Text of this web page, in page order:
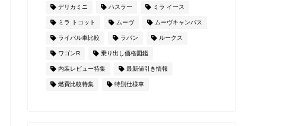
デリカミニ ハスラー ミラ イース
ミラ トコット ムーヴ ムーヴキャンバス
ライバル車比較 ラパン ルークス
ワゴンR 乗り出し価格図鑑
内装レビュー特集 最新値引き情報
燃費比較特集 特別仕様車